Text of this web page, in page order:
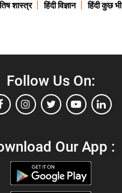
शास्त्र हिंदी विज्ञान
हिंदी कुछ भी
Follow Us On:
Our App :